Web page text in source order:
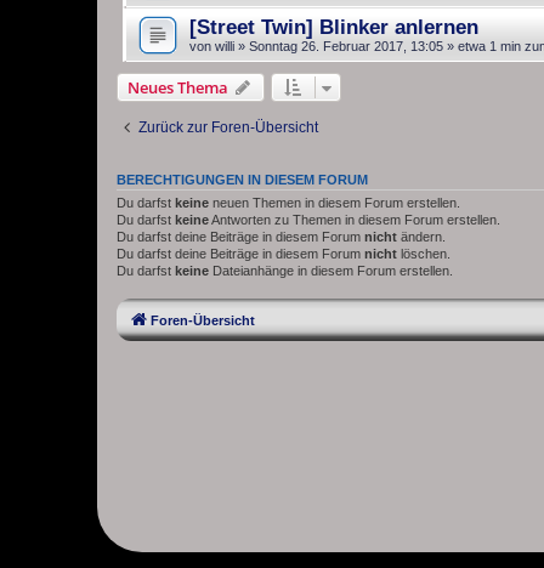
[Street Twin] Blinker anlernen
von willi » Sonntag 26. Februar 2017, 13:05 » etwa 1 min
Neues Thema
Zurück zur Foren-Übersicht
BERECHTIGUNGEN IN DIESEM FORUM
Du darfst keine neuen Themen in diesem Forum erstellen.
Du darfst keineAntworten zu Themen in diesem Forum erstellen.
Du darfst deine Beiträge in diesem Forum nicht ändern.
Du darfst deine Beiträge in diesem Forum nicht löschen.
Du darfst keine Dateianhänge in diesem Forum erstellen.
Foren-Übersicht